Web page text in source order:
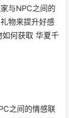
与NPC之间的
物来提升好感
如何获取 华夏千
之间的情感联